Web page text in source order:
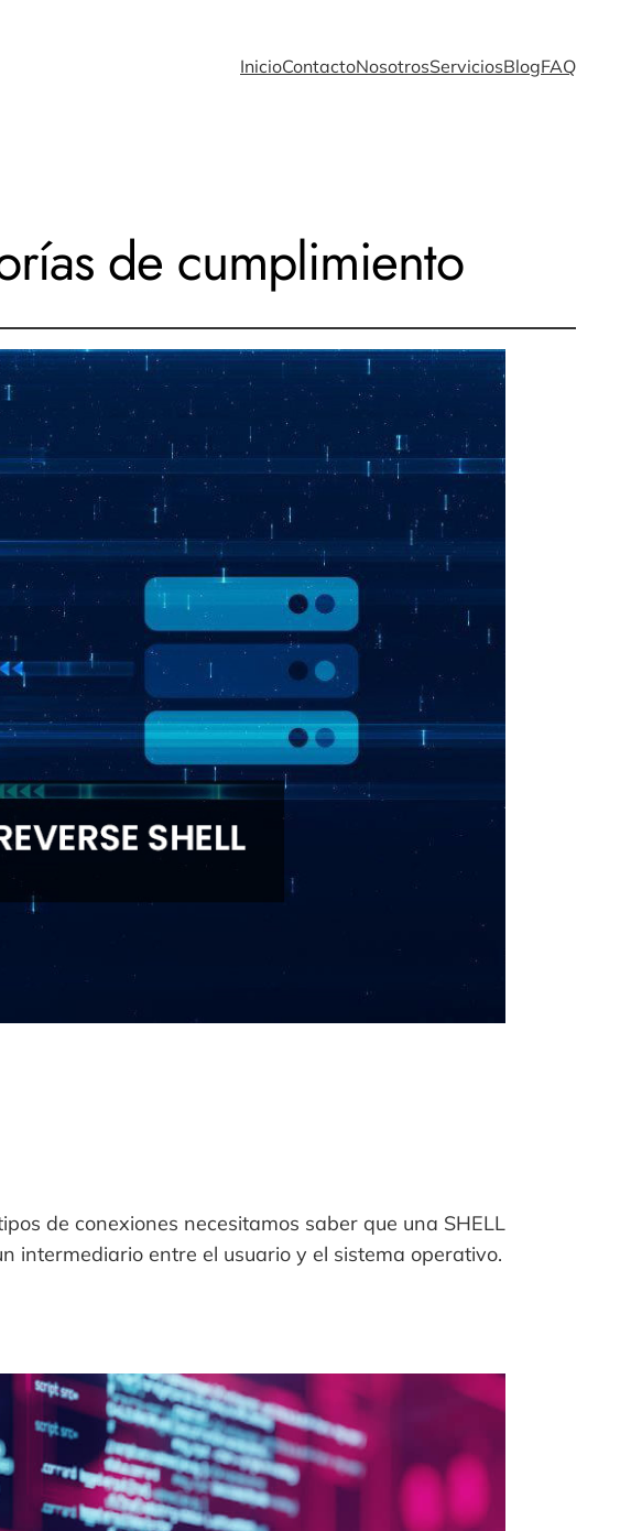
InicioContactoNosotrosServiciosBlogFAQ
de cumplimiento
de conexiones necesitamos saber que una SHELL
intermediario entre el usuario y el sistema operativo.